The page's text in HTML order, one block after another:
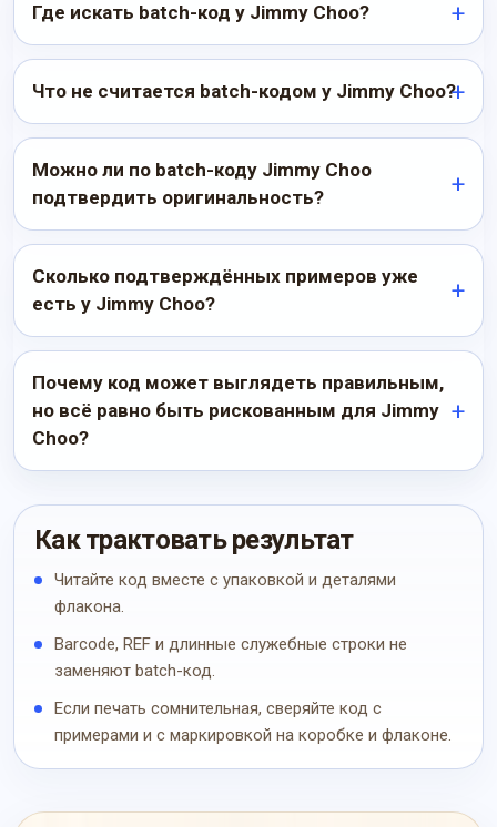
Где искать batch-код у Jimmy Choo?
Что не считается batch-кодом у Jimmy Choo?
Можно ли по batch-коду Jimmy Choo
подтвердить оригинальность?
Сколько подтверждённых примеров уже
есть у Jimmy Choo?
Почему код может выглядеть правильным,
но всё равно быть рискованным для Jimmy
Choo?
Как трактовать результат
Читайте код вместе с упаковкой и деталями
флакона.
Barcode, REF и длинные служебные строки не
заменяют batch-код.
Если печать сомнительная, сверяйте код с
примерами и с маркировкой на коробке и флаконе.